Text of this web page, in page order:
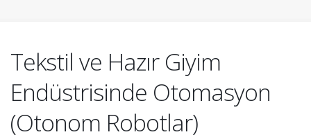
Tekstil ve Hazır Giyim
Endüstrisinde Otomasyon
(Otonom Robotlar)